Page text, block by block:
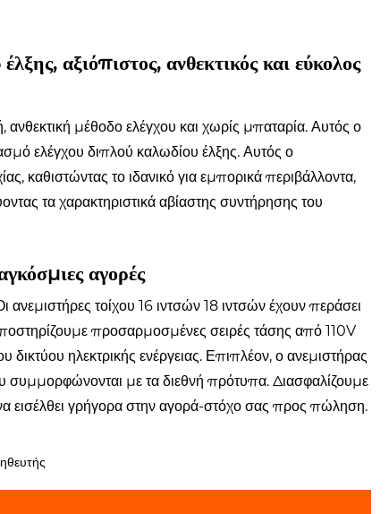
αξιόπιστος, ανθεκτικός και εύκολος
μέθοδο ελέγχου και χωρίς μπαταρία. Αυτός ο
ελέγχου διπλού καλωδίου έλξης. Αυτός ο
καθιστώντας το ιδανικό για εμπορικά περιβάλλοντα,
τα χαρακτηριστικά αβίαστης συντήρησης του
αγορές
τοίχου 16 ιντσών 18 ιντσών έχουν περάσει
προσαρμοσμένες σειρές τάσης από 110V
ηλεκτρικής ενέργειας. Επιπλέον, ο ανεμιστήρας
με τα διεθνή πρότυπα. Διασφαλίζουμε
εισέλθει γρήγορα στην αγορά-στόχο σας προς πώληση.